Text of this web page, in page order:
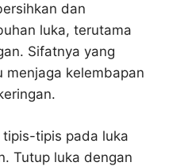
dan
luka, terutama
Sifatnya yang
menjaga kelembapan
tipis pada luka
Tutup luka dengan